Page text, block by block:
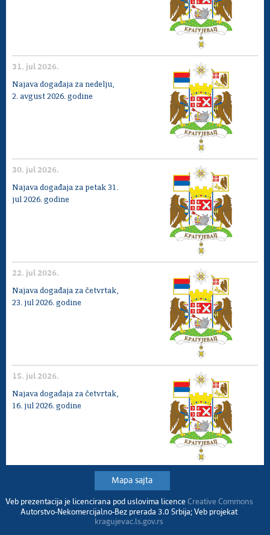
31. jul 2026.
Najava događaja za nedelju,
2. avgust 2026. godine
30. jul 2026.
Najava događaja za petak 31.
jul 2026. godine
22. jul 2026.
Najava događaja za četvrtak,
23. jul 2026. godine
15. jul 2026.
Najava događaja za četvrtak,
16. jul 2026. godine
Mapa sajta
Veb prezentacija je licencirana pod uslovima licence Creative Commons
Autorstvo-Nekomercijalno-Bez prerada 3.0 Srbija; Veb projekat
kragujevac.ls.gov.rs